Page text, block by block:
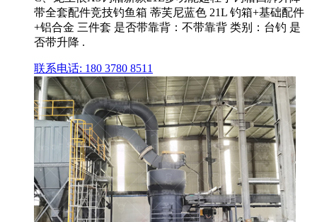
带全套配件竞技钓鱼箱 蒂芙尼蓝色 21L 钓箱+基础配件
+铝合金 三件套 是否带靠背：不带靠背 类别：台钓 是
否带升降 .
联系电话: 180 3780 8511